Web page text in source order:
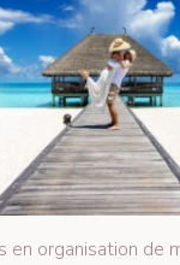
en organisation de